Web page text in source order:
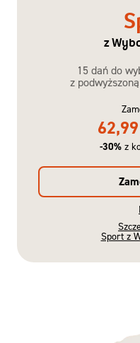
z
15 dań do
z
62,99
-30% z
Sport z